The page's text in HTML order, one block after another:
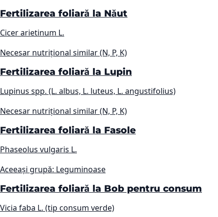
Fertilizarea foliară la Năut
Cicer arietinum L.
Necesar nutrițional similar (N, P, K)
Fertilizarea foliară la Lupin
Lupinus spp. (L. albus, L. luteus, L. angustifolius)
Necesar nutrițional similar (N, P, K)
Fertilizarea foliară la Fasole
Phaseolus vulgaris L.
Aceeași grupă: Leguminoase
Fertilizarea foliară la Bob pentru consum
Vicia faba L. (tip consum verde)